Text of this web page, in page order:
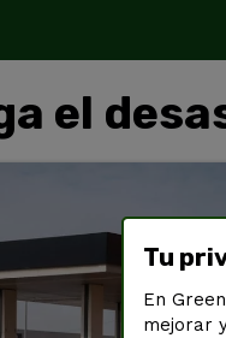
el
Tu
En
mejorar